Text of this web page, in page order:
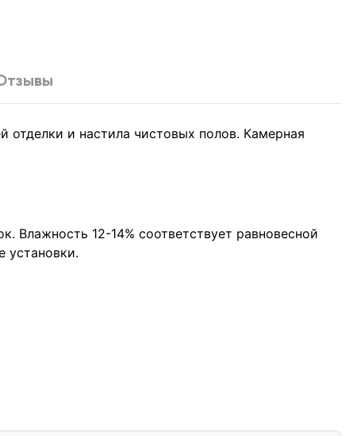
отделки и настила чистовых полов. Камерная
Влажность 12-14% соответствует равновесной
установки.